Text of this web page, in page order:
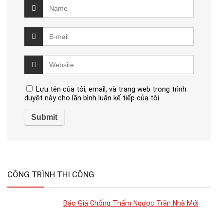
Lưu tên của tôi, email, và trang web trong trình
duyệt này cho lần bình luận kế tiếp của tôi.
CÔNG TRÌNH THI CÔNG
Báo Giá Chống Thấm Ngược Trần Nhà Mới